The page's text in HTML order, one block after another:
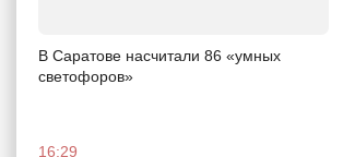
В Саратове насчитали 86 «умных
светофоров»
16:29